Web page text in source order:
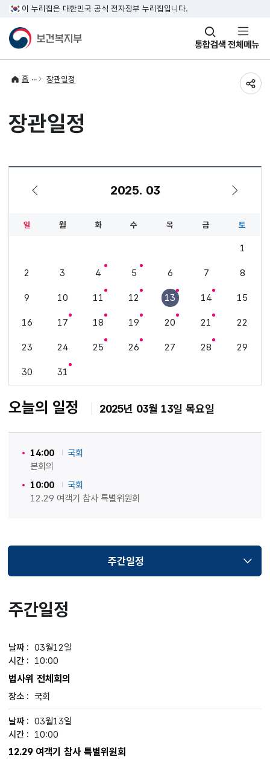
이 누리집은 대한민국 공식 전자정부 누리집입니다.
통합검색
창
열기 전체메뉴
홈 장관일정
장관일정
2025. 03
일 월 화 수 목 금 토
1
2 3 4 5 6 7 8
9 10 11 12 13 14 15
16 17 18 19 20 21 22
23 24 25 26 27 28 29
30 31
오늘의 일정 2025년 03월 13일 목요일
14:00
국회
본회의
10:00
국회
12.29 여객기 참사 특별위원회
주간일정
선택됨
주간일정
03월12일
10:00
법사위 전체회의
국회
03월13일
10:00
12.29 여객기 참사 특별위원회